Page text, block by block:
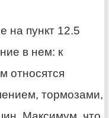
на пункт 12.5
в нем: к
относятся
тормозами,